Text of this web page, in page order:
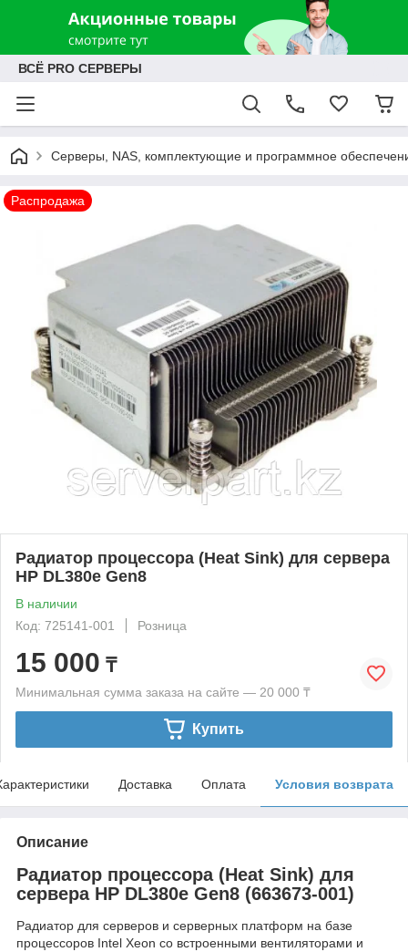
ВСЁ PRO СЕРВЕРЫ
Серверы, NAS, комплектующие и программное
Распродажа
Радиатор процессора (Heat Sink) для сервера
HP DL380e Gen8
В наличии
Код: 725141-001
Розница
15 000 ₸
Минимальная сумма заказа на сайте — 20 000 ₸
Купить
Доставка Оплата Условия возврата
Описание
Радиатор процессора (Heat Sink) для
сервера HP DL380e Gen8 (663673-001)
Радиатор для серверов и серверных платформ на базе
процессоров Intel Xeon со встроенными вентиляторами и